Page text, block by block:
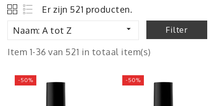
Er zijn 521 producten.
Naam: A tot Z
 Filter
Item 1-36 van 521 in totaal item(s)
-50% -50%